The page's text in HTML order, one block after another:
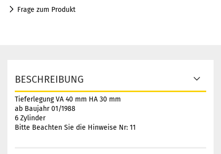
Frage zum Produkt
BESCHREIBUNG
Tieferlegung VA 40 mm HA 30 mm
ab Baujahr 01/1988
6 Zylinder
Bitte Beachten Sie die Hinweise Nr: 11